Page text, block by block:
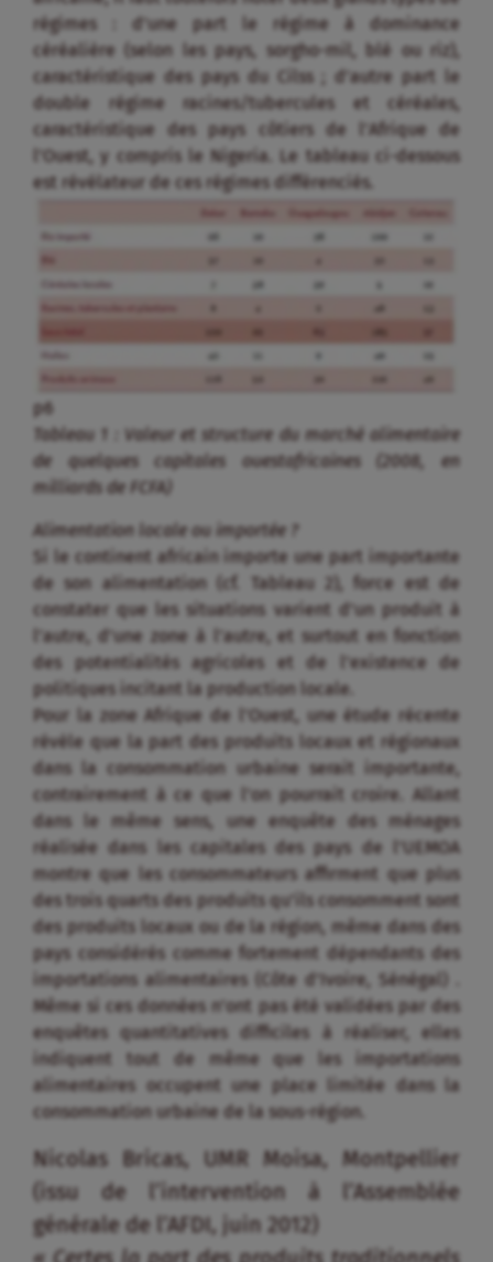
p6
Tableau 1 : Valeur et structure du marché alimentaire
de quelques capitales ouestafricaines (2008, en
milliards de FCFA)
Alimentation locale ou importée ?
Si le continent africain importe une part importante
de son alimentation (cf. Tableau 2), force est de
constater que les situations varient d’un produit à
l’autre, d’une zone à l’autre, et surtout en fonction
des potentialités agricoles et de l’existence de
politiques incitant la production locale.
Pour la zone Afrique de l’Ouest, une étude récente
dans la consommation urbaine serait importante,
contrairement à ce que l’on pourrait croire. Allant
dans le même sens, une enquête des ménages
réalisée dans les capitales des pays de l’UEMOA
montre que les consommateurs affirment que plus
des trois quarts des produits qu’ils consomment sont
des produits locaux ou de la région, même dans des
pays considérés comme fortement dépendants des
importations alimentaires (Côte d’Ivoire, Sénégal) .
Même si ces données n’ont pas été validées par des
enquêtes quantitatives difficiles à réaliser, elles
indiquent tout de même que les importations
alimentaires occupent une place limitée dans la
consommation urbaine de la sous-région.
Nicolas Bricas, UMR Moisa, Montpellier
(issu de l’intervention à l’Assemblée
générale de l’AFDI, juin 2012)
« Certes la part des produits traditionnels
dans l’alimentation diminue (avec de
fortes disparités entre les produits) : c’est
le cas du mil et du sorgho d’une façon
générale mais le maïs, le manioc et
l’igname résistent bien. En revanche il
n’existe pas de rejet des produits locaux